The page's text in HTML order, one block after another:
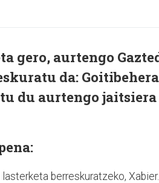
gero, aurtengo
da:
du aurtengo
berreskuratzeko, Xabier.